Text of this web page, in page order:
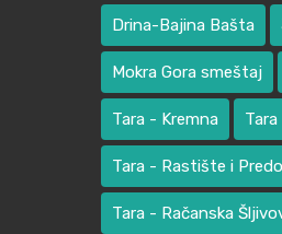
Drina-Bajina Bašta
Mokra Gora smeštaj
Tara - Kremna
Tara - Rastište i
Tara - Račanska